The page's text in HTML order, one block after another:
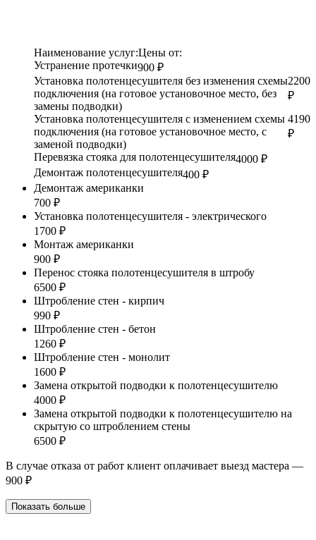
Наименование услуг:Цены от:
Устранение протечки900 ₽
Установка полотенцесушителя без изменения схемы
подключения (на готовое установочное место, без
замены подводки)
2200
₽
Установка полотенцесушителя с изменением схемы
подключения (на готовое установочное место, с
заменой подводки)
4190
₽
Перевязка стояка для полотенцесушителя4000 ₽
Демонтаж полотенцесушителя400 ₽
Демонтаж американки
700 ₽
Установка полотенцесушителя - электрического
1700 ₽
Монтаж американки
900 ₽
Перенос стояка полотенцесушителя в штробу
6500 ₽
Штробление стен - кирпич
990 ₽
Штробление стен - бетон
1260 ₽
Штробление стен - монолит
1600 ₽
Замена открытой подводки к полотенцесушителю
4000 ₽
Замена открытой подводки к полотенцесушителю на
скрытую со штроблением стены
6500 ₽
В случае отказа от работ клиент оплачивает выезд мастера —
900 ₽
Показать больше